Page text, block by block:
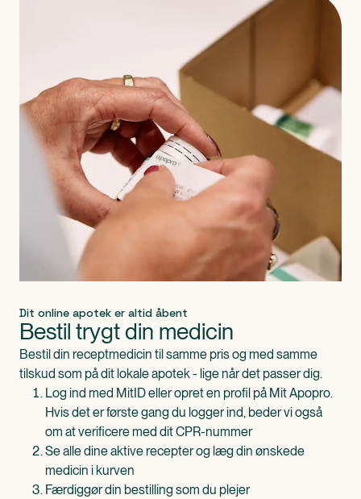
Dit online apotek er altid åbent
Bestil trygt din medicin
Bestil din receptmedicin til samme pris og med samme
tilskud som på dit lokale apotek - lige når det passer dig.
Log ind med MitID eller opret en profil på Mit Apopro.
Hvis det er første gang du logger ind, beder vi også
om at verificere med dit CPR-nummer
Se alle dine aktive recepter og læg din ønskede
medicin i kurven
Færdiggør din bestilling som du plejer